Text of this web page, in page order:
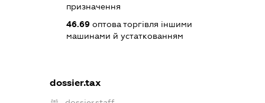
призначення
46.69оптова торгівля іншими
машинами й устаткованням
dossier.tax